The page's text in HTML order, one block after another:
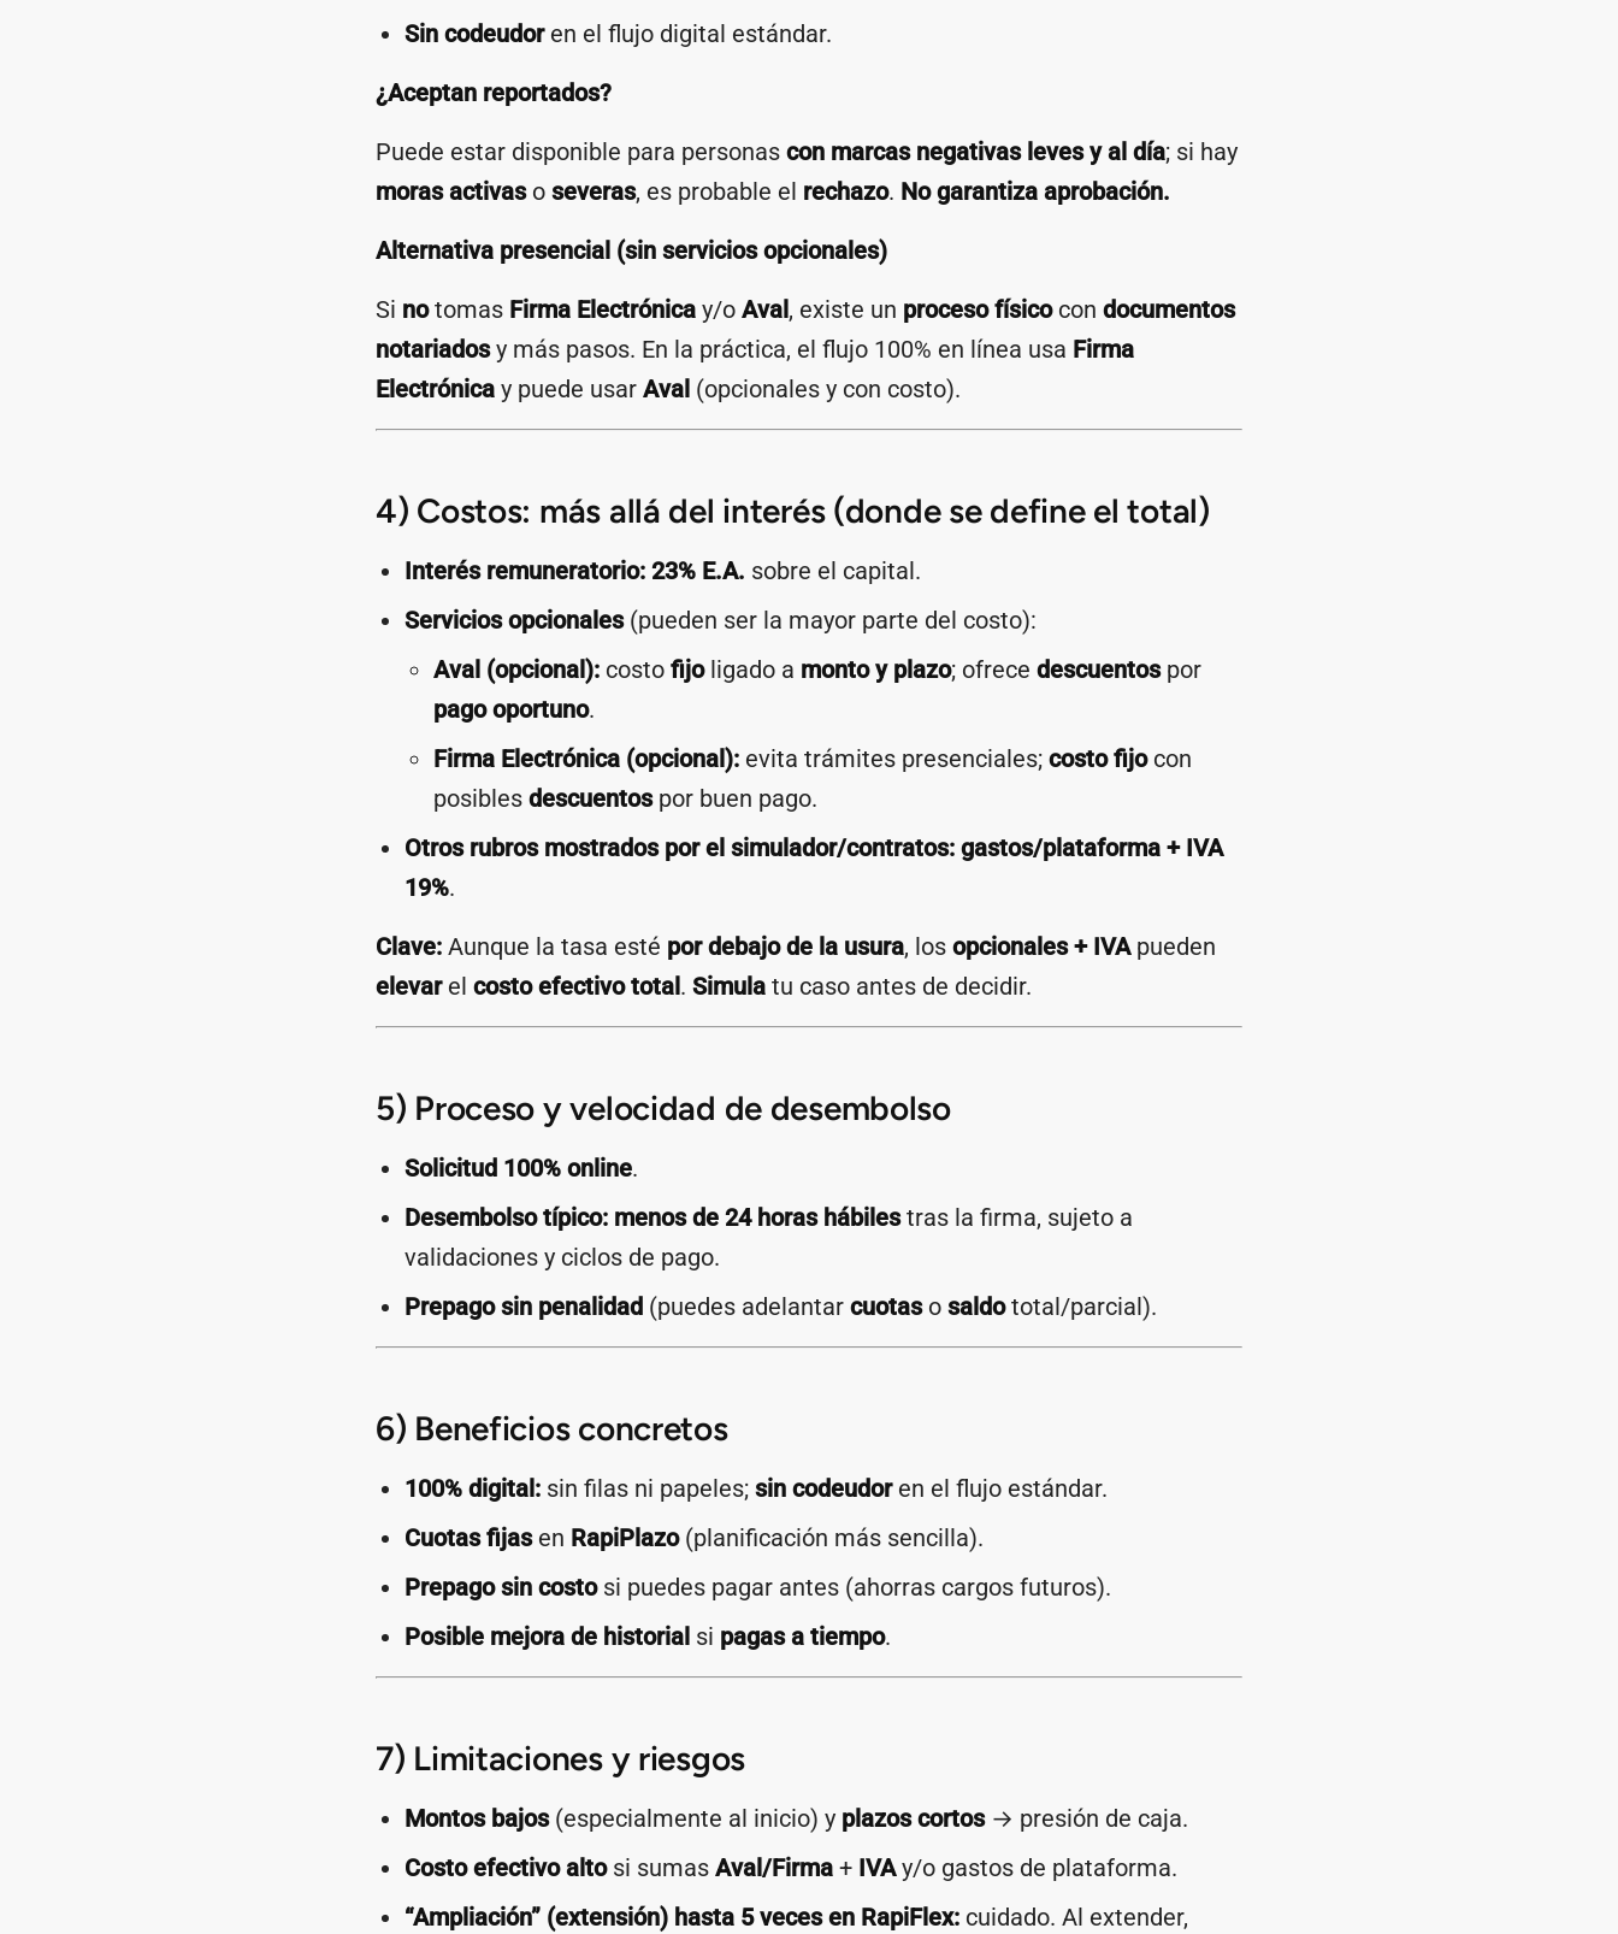
Sin codeudoren el flujo digital estándar.
¿Aceptan reportados?
Puede estar disponible para personas con marcas negativas leves y al día; si hay
moras activaso severas, es probable el rechazo. No garantiza aprobación.
Alternativa presencial (sin servicios opcionales)
Si notomas Firma Electrónica y/o Aval, existe un proceso físicocon documentos
notariadosy más pasos. En la práctica, el flujo 100% en línea usa Firma
Electrónica y puede usar Aval (opcionales y con costo).
4) Costos: más allá del interés (donde se define el total)
Interés remuneratorio: 23% E.A. sobre el capital.
Servicios opcionales(pueden ser la mayor parte del costo):
Aval (opcional): costo fijoligado a monto y plazo; ofrece descuentospor
pago oportuno.
Firma Electrónica (opcional): evita trámites presenciales; costo fijocon
posibles descuentospor buen pago.
Otros rubros mostrados por el simulador/contratos: gastos/plataforma + IVA
19%.
Clave: Aunque la tasa esté por debajo de la usura, los opcionales + IVApueden
elevarel costo efectivo total. Simula tu caso antes de decidir.
5) Proceso y velocidad de desembolso
Solicitud 100% online.
Desembolso típico: menos de 24 horas hábilestras la firma, sujeto a
validaciones y ciclos de pago.
Prepago sin penalidad (puedes adelantar cuotaso saldototal/parcial).
6) Beneficios concretos
100% digital: sin filas ni papeles; sin codeudoren el flujo estándar.
Cuotas fijasen RapiPlazo(planificación más sencilla).
Prepago sin costosi puedes pagar antes (ahorras cargos futuros).
Posible mejora de historial si pagas a tiempo.
7) Limitaciones y riesgos
Montos bajos(especialmente al inicio) y plazos cortos→ presión de caja.
Costo efectivo altosi sumas Aval/Firma + IVAy/o gastos de plataforma.
“Ampliación” (extensión) hasta 5 veces en RapiFlex: cuidado. Al extender,